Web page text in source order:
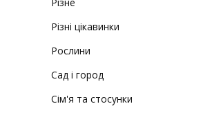
Різні цікавинки
Рослини
Сад і город
Сім'я та стосунки